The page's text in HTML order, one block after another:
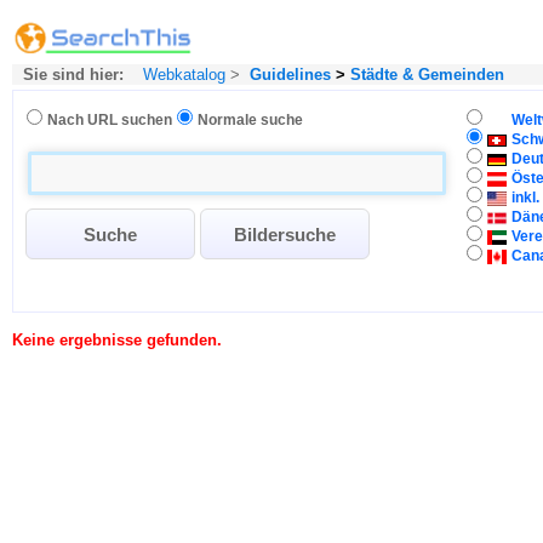
Sie sind hier: Webkatalog > Guidelines > Städte & Gemeinden
Nach URL suchen Normale suche
inkl.
Keine ergebnisse gefunden.